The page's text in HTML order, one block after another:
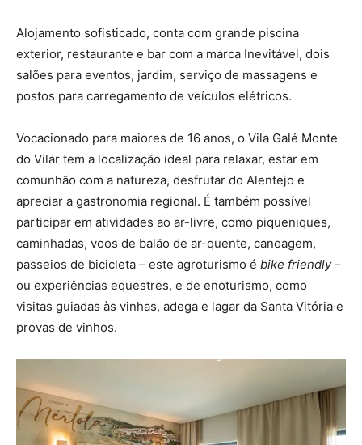
Alojamento sofisticado, conta com grande piscina
exterior, restaurante e bar com a marca Inevitável, dois
salões para eventos, jardim, serviço de massagens e
postos para carregamento de veículos elétricos.
Vocacionado para maiores de 16 anos, o Vila Galé Monte
do Vilar tem a localização ideal para relaxar, estar em
comunhão com a natureza, desfrutar do Alentejo e
apreciar a gastronomia regional. É também possível
participar em atividades ao ar-livre, como piqueniques,
caminhadas, voos de balão de ar-quente, canoagem,
passeios de bicicleta – este agroturismo é bike friendly–
ou experiências equestres, e de enoturismo, como
visitas guiadas às vinhas, adega e lagar da Santa Vitória e
provas de vinhos.